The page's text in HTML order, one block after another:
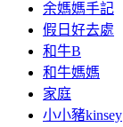
余媽媽手記
假日好去處
和牛B
和牛媽媽
家庭
小小豬kinsey